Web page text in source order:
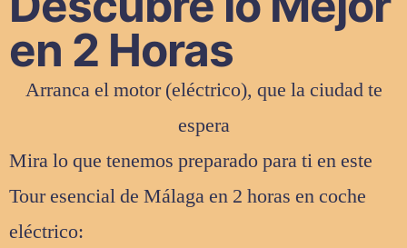
en 2 Horas
Arranca el motor (eléctrico), que la ciudad te
espera
Mira lo que tenemos preparado para ti en este
Tour esencial de Málaga en 2 horas en coche
eléctrico: